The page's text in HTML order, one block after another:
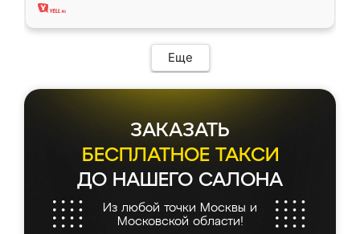
Еще
ЗАКАЗАТЬ
БЕСПЛАТНОЕ ТАКСИ
ДО НАШЕГО САЛОНА
Из любой точки Москвы и
Московской области!